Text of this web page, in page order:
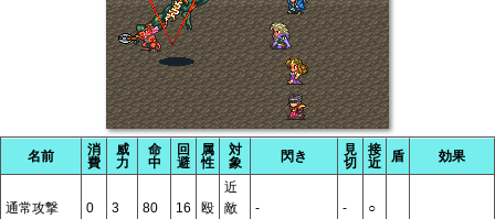
名前
消
費
威
力
命
中
回
避
属
性
対
象
閃き
見
切
接
近
盾 効果
通常攻撃 0 3 80 16 殴
近
敵
- - ○